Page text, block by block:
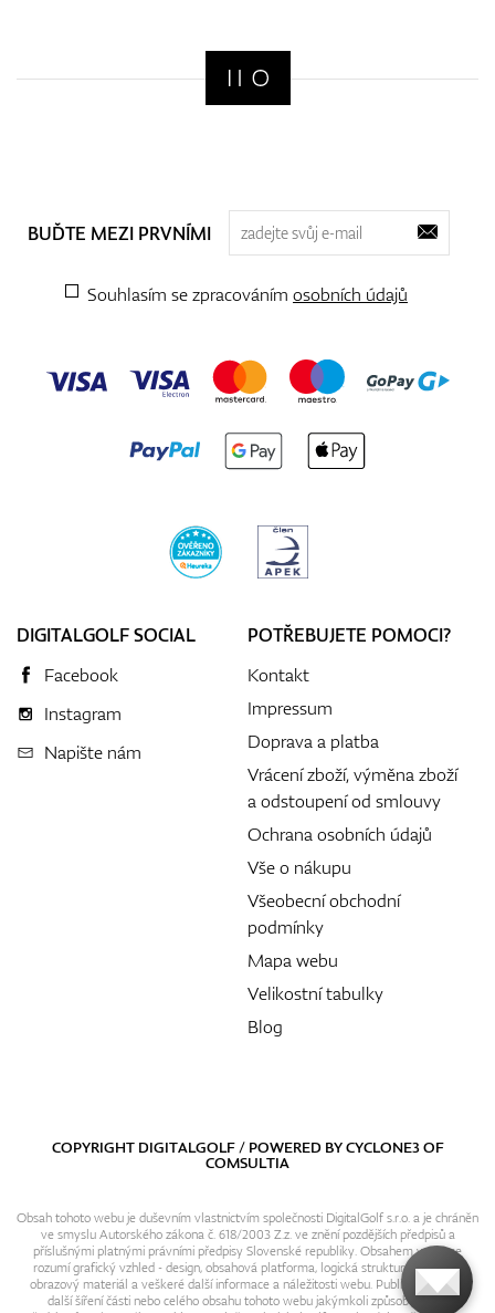
BUĎTE MEZI PRVNÍMI
Souhlasím se zpracováním osobních údajů
DIGITALGOLF SOCIAL
Facebook
Instagram
Napište nám
POTŘEBUJETE POMOCI?
Kontakt
Impressum
Doprava a platba
Vrácení zboží, výměna zboží
a odstoupení od smlouvy
Ochrana osobních údajů
Vše o nákupu
Všeobecní obchodní
podmínky
Mapa webu
Velikostní tabulky
Blog
COPYRIGHT DIGITALGOLF / POWERED BYCYCLONE3OF
COMSULTIA
Obsah tohoto webu je duševním vlastnictvím společnosti DigitalGolf s.r.o. a je chráněn
ve smyslu Autorského zákona č. 618/2003 Z.z. ve znění pozdějších předpisů a
příslušnými platnými právními předpisy Slovenské republiky. Obsahem webu se
rozumí grafický vzhled - design, obsahová platforma, logická struktura, textový i
obrazový materiál a veškeré další informace a náležitosti webu. Publikování resp.
další šíření části nebo celého obsahu tohoto webu jakýmkoli způsobem bez